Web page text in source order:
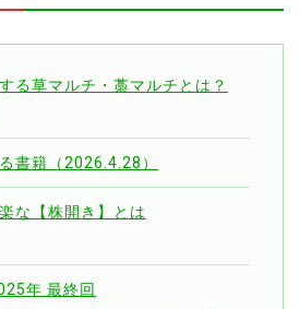
る草マルチ・藁マルチとは？
書籍（2026.4.28）
な【株開き】とは
年 最終回